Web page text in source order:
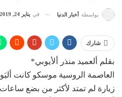
بواسطة أخبار الدنيا في يناير 24, 2019
شارك
بقلم ألعميد منذر ألأيوبي*
العاصمة الروسية موسكو كانت
زيارة لم تمتد لأكثر من بضع